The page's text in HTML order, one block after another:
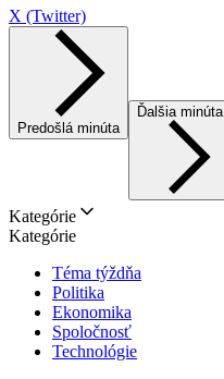
X (Twitter)
Predošlá minúta
Ďalšia minúta
Kategórie
Kategórie
Téma týždňa
Politika
Ekonomika
Spoločnosť
Technológie